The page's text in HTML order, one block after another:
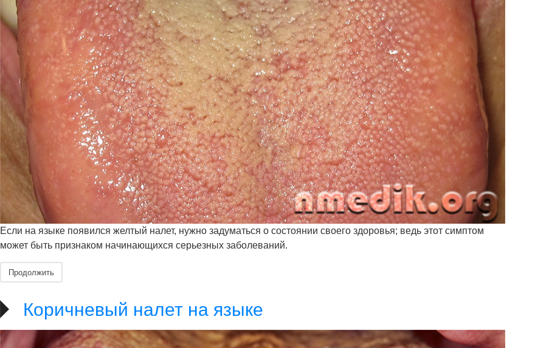
Если на языке появился желтый налет, нужно задуматься о состоянии своего здоровья; ведь этот симптом
может быть признаком начинающихся серьезных заболеваний.
Продолжить
Коричневый налет на языке